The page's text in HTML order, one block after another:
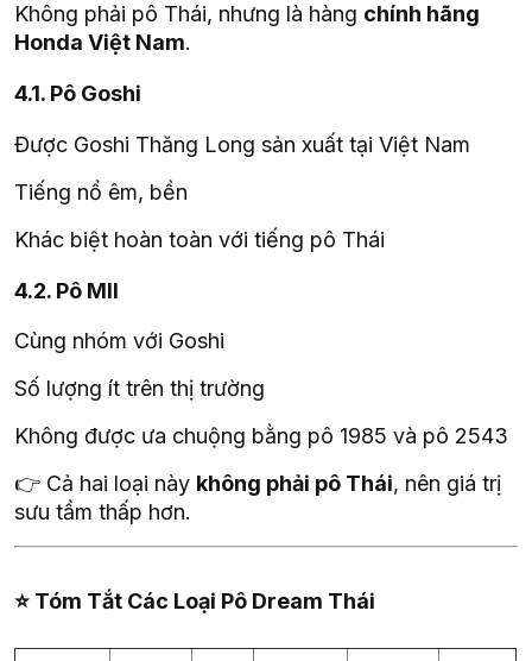
Không phải pô Thái, nhưng là hàng chính hãng
Honda Việt Nam.
4.1. Pô Goshi
Được Goshi Thăng Long sản xuất tại Việt Nam
Tiếng nổ êm, bền
Khác biệt hoàn toàn với tiếng pô Thái
4.2. Pô MII
Cùng nhóm với Goshi
Số lượng ít trên thị trường
Không được ưa chuộng bằng pô 1985 và pô 2543
👉 Cả hai loại này không phải pô Thái, nên giá trị
sưu tầm thấp hơn.
⭐ Tóm Tắt Các Loại Pô Dream Thái